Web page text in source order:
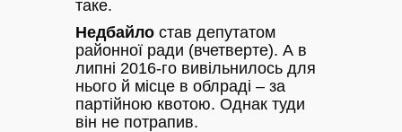
таке.
Недбайло став депутатом
районної ради (вчетверте). А в
липні 2016-го вивільнилось для
нього й місце в облраді – за
партійною квотою. Однак туди
він не потрапив.